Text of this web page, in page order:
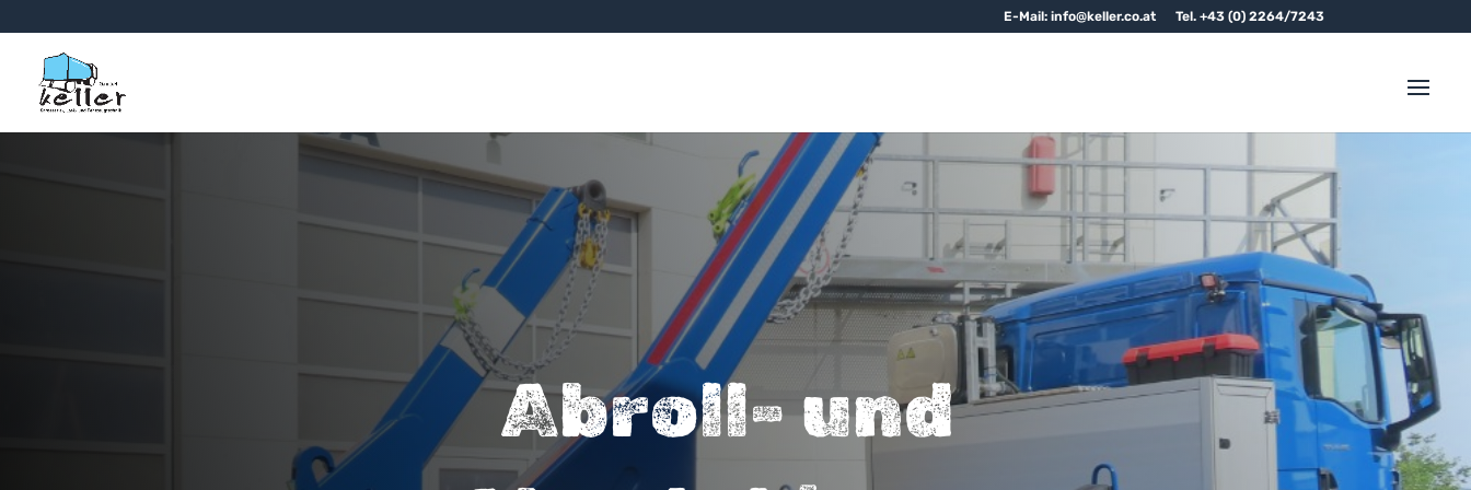
E-Mail: info@keller.co.at Tel. +43 (0) 2264/7243
Abroll- und